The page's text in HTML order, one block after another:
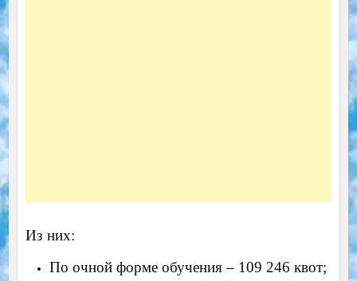
Из них:
По очной форме обучения – 109 246 квот;